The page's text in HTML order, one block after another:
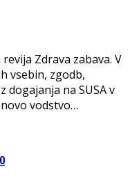
Zdrava zabava. V
vsebin, zgodb,
na SUSA v
vodstvo…